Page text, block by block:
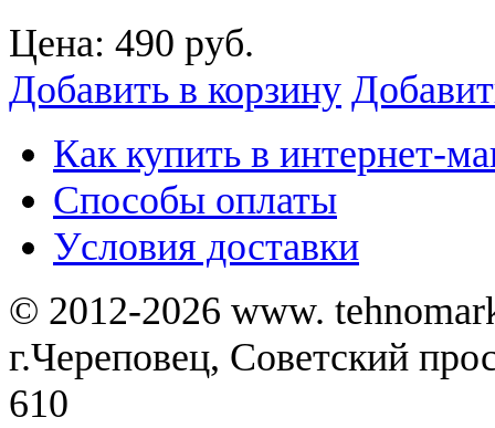
Цена: 490 руб.
Добавить в корзину
Как купить в интернет-
Способы оплаты
Уcловия доставки
© 2012-2026 www.
г.Череповец, Советский
610